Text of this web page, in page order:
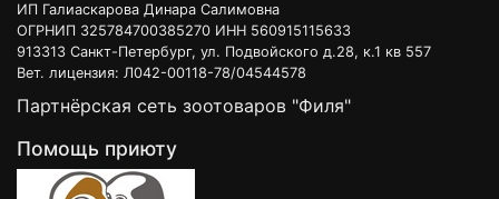
ИП Галиаскарова Динара Салимовна
ОГРНИП 325784700385270 ИНН 560915115633
913313 Санкт-Петербург, ул. Подвойского д.28, к.1 кв 557
Вет. лицензия: Л042-00118-78/04544578
Партнёрская сеть зоотоваров "Филя"
Помощь приюту